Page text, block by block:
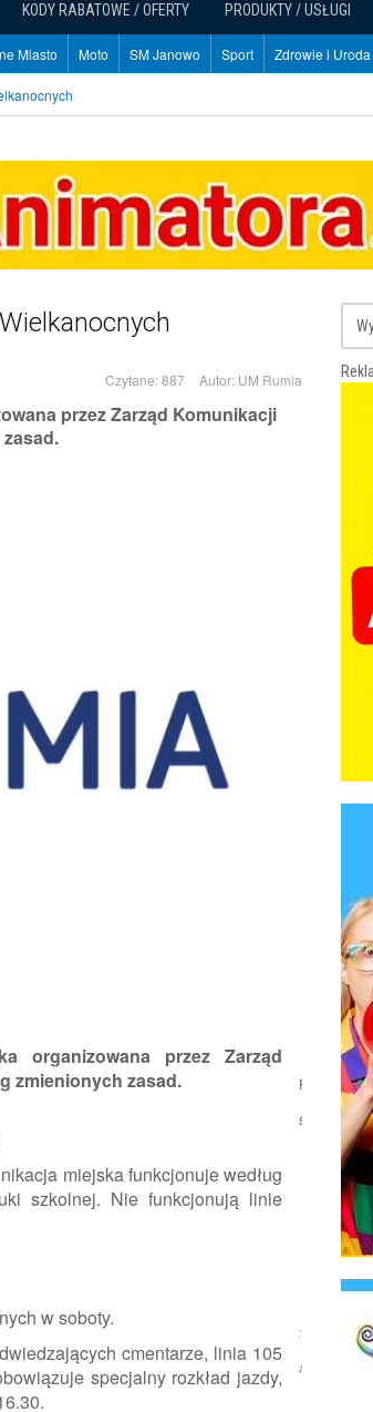
KODY RABATOWE / OFERTY PRODUKTY / USŁUGI
Miasto Moto SM Janowo Sport Zdrowie i Uroda
Czytane: 887 Autor: UM Rumia
przez Zarząd Komunikacji
organizowana przez Zarząd
zmienionych zasad.
miejska funkcjonuje według
szkolnej. Nie funkcjonują linie
w soboty.
cmentarze, linia 105
specjalny rozkład jazdy,
Podziel
się:
Źródło:
Rumia.eu